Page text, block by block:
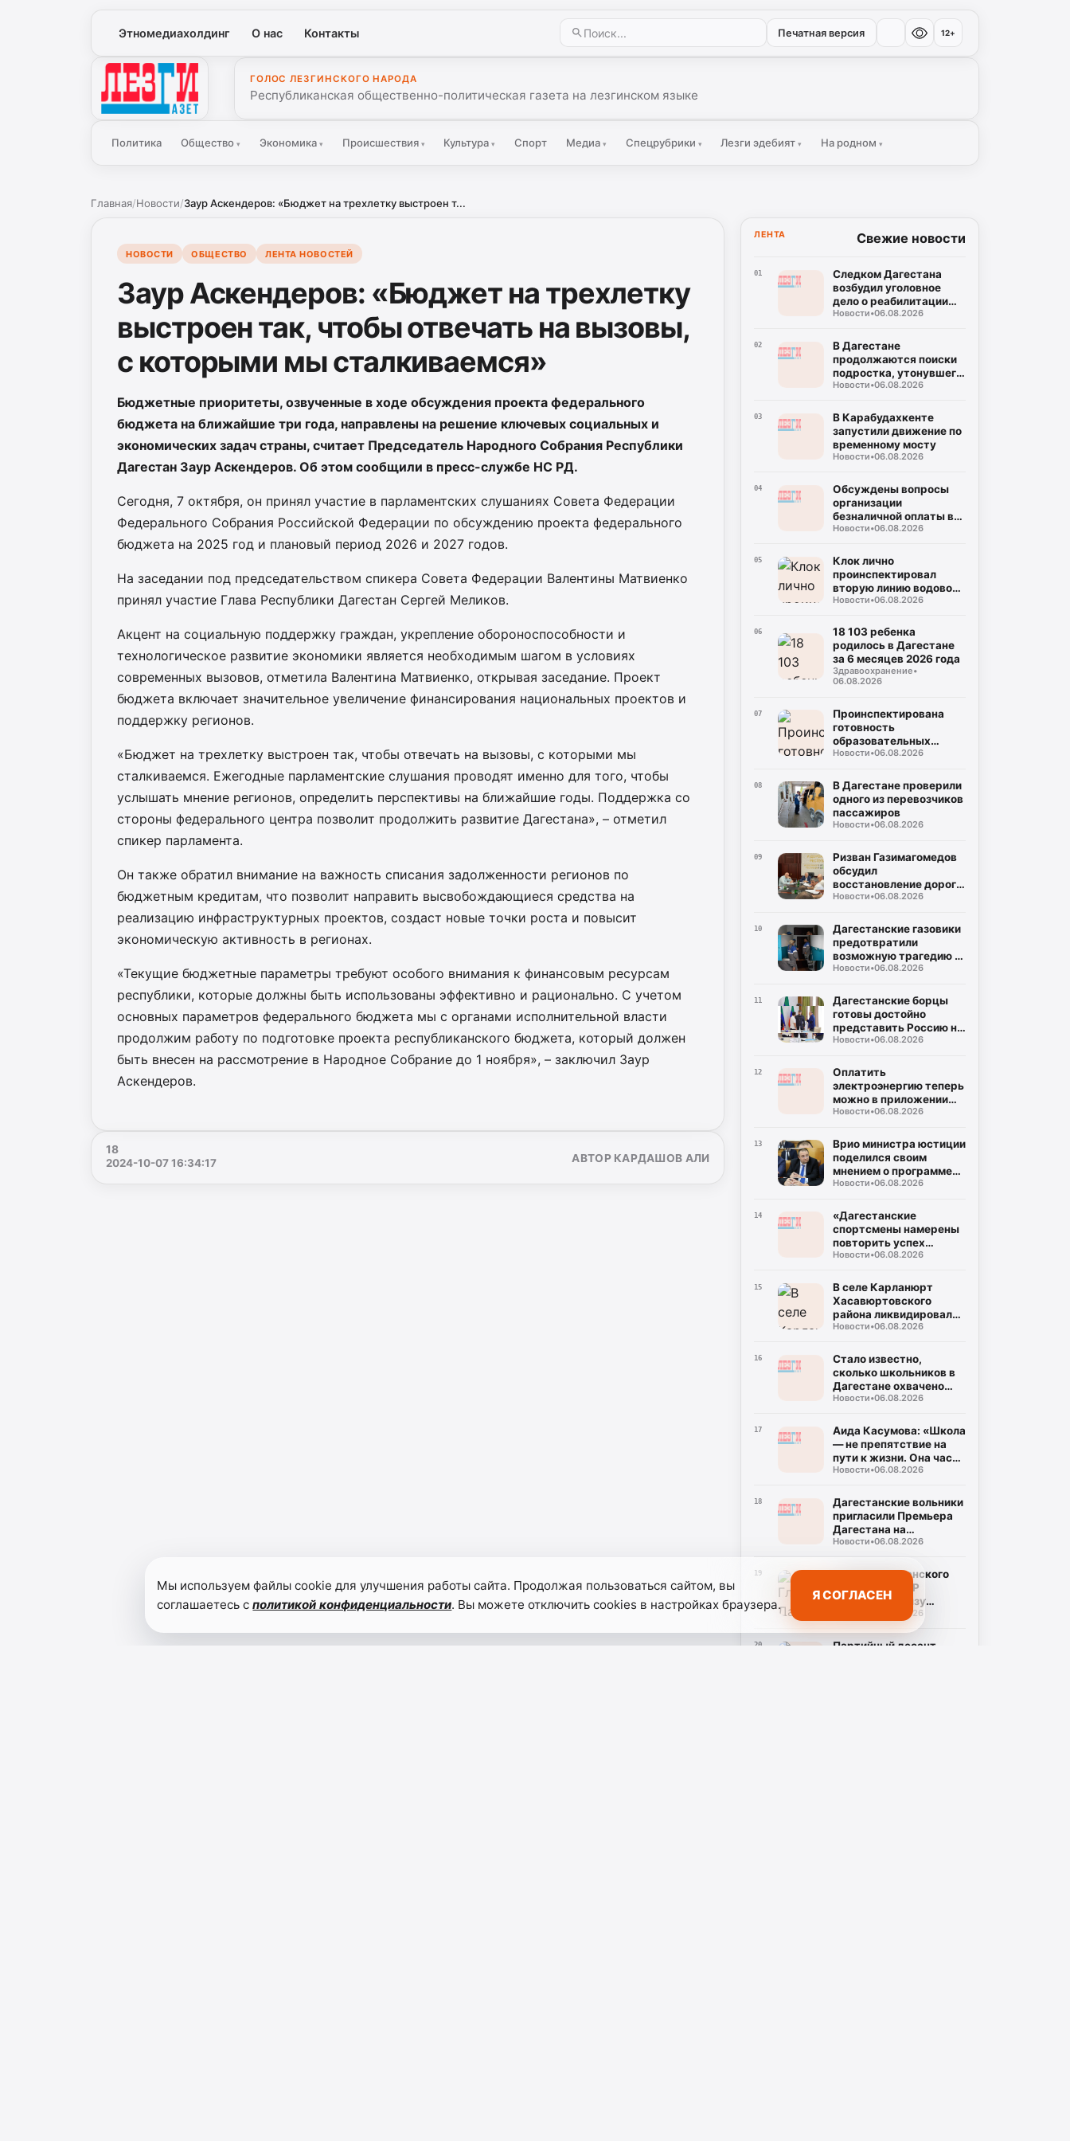
Этномедиахолдинг О нас Контакты Печатная версия 12+
Лезги Газет
ГОЛОС ЛЕЗГИНСКОГО НАРОДА
Республиканская общественно-политическая газета на лезгинском языке
Политика Общество▾ Экономика ▾ Происшествия ▾ Культура▾ Спорт Медиа ▾ Спецрубрики ▾ Лезги эдебият▾ На родном▾
Главная/Новости/Заур Аскендеров: «Бюджет на трехлетку выстроен т...
НОВОСТИ ОБЩЕСТВО ЛЕНТА НОВОСТЕЙ
Заур Аскендеров: «Бюджет на трехлетку
выстроен так, чтобы отвечать на вызовы,
с которыми мы сталкиваемся»
Бюджетные приоритеты, озвученные в ходе обсуждения проекта федерального
бюджета на ближайшие три года, направлены на решение ключевых социальных и
экономических задач страны, считает Председатель Народного Собрания Республики
Дагестан Заур Аскендеров. Об этом сообщили в пресс-службе НС РД.
Сегодня, 7 октября, он принял участие в парламентских слушаниях Совета Федерации
Федерального Собрания Российской Федерации по обсуждению проекта федерального
бюджета на 2025 год и плановый период 2026 и 2027 годов.
На заседании под председательством спикера Совета Федерации Валентины Матвиенко
принял участие Глава Республики Дагестан Сергей Меликов.
Акцент на социальную поддержку граждан, укрепление обороноспособности и
технологическое развитие экономики является необходимым шагом в условиях
современных вызовов, отметила Валентина Матвиенко, открывая заседание. Проект
бюджета включает значительное увеличение финансирования национальных проектов и
поддержку регионов.
«Бюджет на трехлетку выстроен так, чтобы отвечать на вызовы, с которыми мы
сталкиваемся. Ежегодные парламентские слушания проводят именно для того, чтобы
услышать мнение регионов, определить перспективы на ближайшие годы. Поддержка со
стороны федерального центра позволит продолжить развитие Дагестана», – отметил
спикер парламента.
Он также обратил внимание на важность списания задолженности регионов по
бюджетным кредитам, что позволит направить высвобождающиеся средства на
реализацию инфраструктурных проектов, создаст новые точки роста и повысит
экономическую активность в регионах.
«Текущие бюджетные параметры требуют особого внимания к финансовым ресурсам
республики, которые должны быть использованы эффективно и рационально. С учетом
основных параметров федерального бюджета мы с органами исполнительной власти
продолжим работу по подготовке проекта республиканского бюджета, который должен
быть внесен на рассмотрение в Народное Собрание до 1 ноября», – заключил Заур
Аскендеров.
18
2024-10-07 16:34:17
АВТОР КАРДАШОВ АЛИ
ЛЕНТА Свежие новости
01
Следком Дагестана
возбудил уголовное
дело о реабилитации
нацизма в соцсетях
Новости•06.08.2026
02
В Дагестане
продолжаются поиски
подростка, утонувшего
в море
Новости•06.08.2026
03
В Карабудахкенте
запустили движение по
временному мосту
Новости•06.08.2026
04
Обсуждены вопросы
организации
безналичной оплаты в
общественном
Новости•06.08.2026
05
Клок лично
проинспектировал
вторую линию водовода
«Чиркей — Буйнакск»
Новости•06.08.2026
06
18 103 ребенка
родилось в Дагестане
за 6 месяцев 2026 года
Здравоохранение•
06.08.2026
07
Проинспектирована
готовность
образовательных
объектов в Кизилюрте,
Хасавюртовском
районе
Новости•06.08.2026
08
В Дагестане проверили
одного из перевозчиков
пассажиров
Новости•06.08.2026
09
Ризван Газимагомедов
обсудил
восстановление дорог в
Гергебильском и
Новости•06.08.2026
10
Дагестанские газовики
предотвратили
возможную трагедию в
многоквартирном доме
Новости•06.08.2026
11
Дагестанские борцы
готовы достойно
представить Россию на
мировой арене
Новости•06.08.2026
12
Оплатить
электроэнергию теперь
можно в приложении
«ЕГП Онлайн»
Новости•06.08.2026
13
Врио министра юстиции
поделился своим
мнением о программе
«Команда Дагестана»
Новости•06.08.2026
14
«Дагестанские
спортсмены намерены
повторить успех
Чемпионата России и
Чемпионате мира», -
Ибрагим Ибрагимов
Новости•06.08.2026
15
В селе Карланюрт
Хасавюртовского
района ликвидировали
несанкционированную
Новости•06.08.2026
16
Стало известно,
сколько школьников в
Дагестане охвачено
программами
профилактики
Новости•06.08.2026
17
Аида Касумова: «Школа
— не препятствие на
пути к жизни. Она часть
подготовки к этой
Новости•06.08.2026
18
Дагестанские вольники
пригласили Премьера
Дагестана на
совместную
тренировку
Новости•06.08.2026
19
Глава Дагестанского
отделения СЖР
поздравил Луизу
Алиханову с днем
06.08.2026
20
Партийный десант
Мы используем файлы cookie для улучшения работы сайта. Продолжая пользоваться сайтом, вы
соглашаетесь сполитикой конфиденциальности. Вы можете отключить cookies в настройках браузера.
Я СОГЛАСЕН